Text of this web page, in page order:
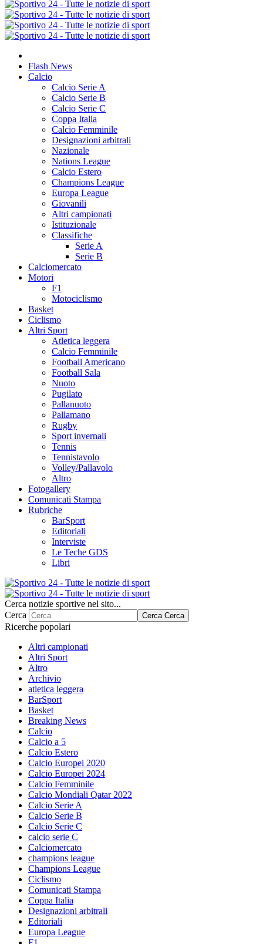
Flash News
Calcio
Calcio Serie A
Calcio Serie B
Calcio Serie C
Coppa Italia
Calcio Femminile
Designazioni arbitrali
Nazionale
Nations League
Calcio Estero
Champions League
Europa League
Giovanili
Altri campionati
Istituzionale
Classifiche
Serie A
Serie B
Calciomercato
Motori
F1
Motociclismo
Basket
Ciclismo
Altri Sport
Atletica leggera
Calcio Femminile
Football Americano
Football Sala
Nuoto
Pugilato
Pallanuoto
Pallamano
Rugby
Sport invernali
Tennis
Tennistavolo
Volley/Pallavolo
Altro
Fotogallery
Comunicati Stampa
Rubriche
BarSport
Editoriali
Interviste
Le Teche GDS
Libri
Cerca notizie sportive nel sito...
Cerca
Cerca Cerca
Ricerche popolari
Altri campionati
Altri Sport
Altro
Archivio
atletica leggera
BarSport
Basket
Breaking News
Calcio
Calcio a 5
Calcio Estero
Calcio Europei 2020
Calcio Europei 2024
Calcio Femminile
Calcio Mondiali Qatar 2022
Calcio Serie A
Calcio Serie B
Calcio Serie C
calcio serie C
Calciomercato
champions league
Champions League
Ciclismo
Comunicati Stampa
Coppa Italia
Designazioni arbitrali
Editoriali
Europa League